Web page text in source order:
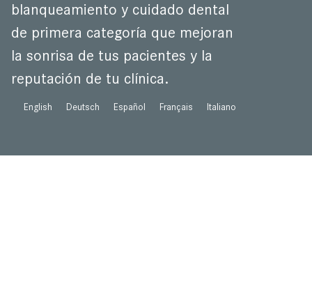
blanqueamiento y cuidado dental
de primera categoría que mejoran
la sonrisa de tus pacientes y la
reputación de tu clínica.
English Deutsch Español Français Italiano